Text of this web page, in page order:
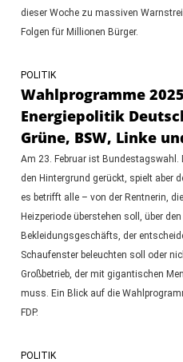
dieser Woche zu massiven
Folgen für Millionen Bürger.
POLITIK
Wahlprogramme
Energiepolitik
Grüne, BSW, Linke
Am 23. Februar ist
den Hintergrund gerückt, spielt aber
es betrifft alle – von der Rentnerin,
Heizperiode überstehen soll, über
Bekleidungsgeschäfts, der
Schaufenster beleuchten soll oder
Großbetrieb, der mit gigantischen
muss. Ein Blick auf die
FDP.
POLITIK